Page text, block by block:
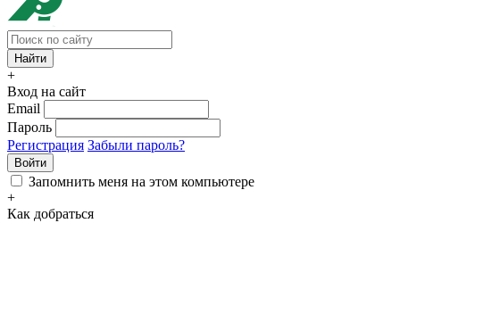
+
Вход на сайт
Email
Пароль
Регистрация Забыли пароль?
Войти
Запомнить меня на этом компьютере
+
Как добраться